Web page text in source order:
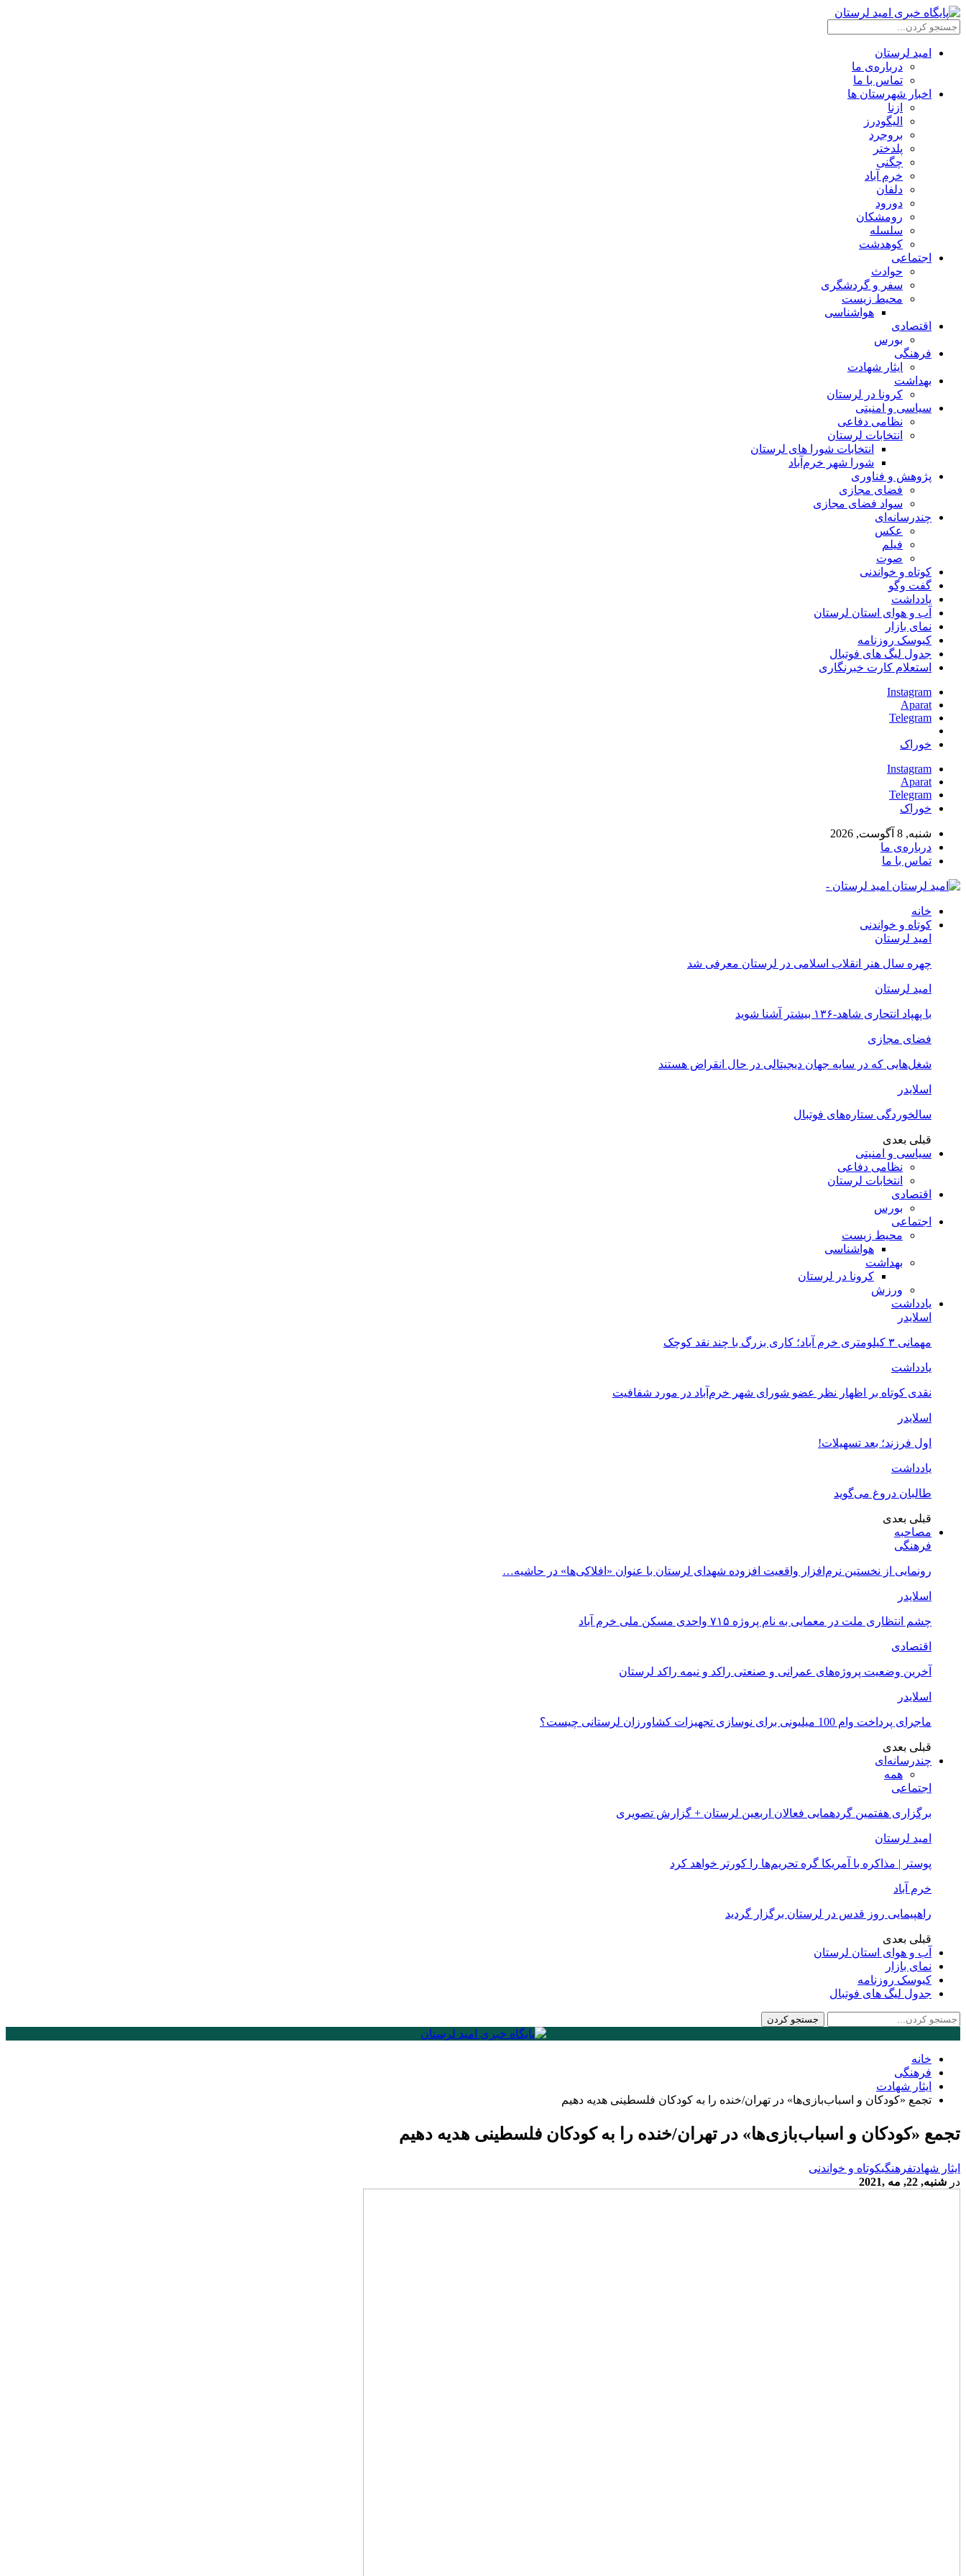
امید لرستان
درباره‌ی ما
تماس با ما
اخبار شهرستان ها
ازنا
الیگودرز
بروجرد
پلدختر
چگنی
خرم آباد
دلفان
دورود
رومشکان
سلسله
کوهدشت
اجتماعی
حوادث
سفر و گردشگری
محیط زیست
هواشناسی
اقتصادی
بورس
فرهنگی
ایثار شهادت
بهداشت
کرونا در لرستان
سیاسی و امنیتی
نظامی دفاعی
انتخابات لرستان
انتخابات شورا های لرستان
شورا شهر خرم‌آباد
پژوهش و فناوری
فضای مجازی
سواد فضای مجازی
چندرسانه‌ای
عكس
فیلم
صوت
کوتاه و خواندنی
گفت وگو
یادداشت
آب و هوای استان لرستان
نمای بازار
کیوسک روزنامه
جدول لیگ های فوتبال
استعلام کارت خبرنگاری
Instagram
Aparat
Telegram
خوراک
Instagram
Aparat
Telegram
خوراک
شنبه, 8 آگوست, 2026
درباره‌ی ما
تماس با ما
امید لرستان -
خانه
کوتاه و خواندنی
امید لرستان
چهره سال هنر انقلاب اسلامی در لرستان معرفی شد
امید لرستان
با پهپاد انتحاری شاهد-۱۳۶ بیشتر آشنا شوید
فضای مجازی
شغل‌‌هایی که در سایه جهان دیجیتالی در حال انقراض هستند
اسلایدر
سالخوردگی ستاره‌های فوتبال
قبلی بعدی
سیاسی و امنیتی
نظامی دفاعی
انتخابات لرستان
اقتصادی
بورس
اجتماعی
محیط زیست
هواشناسی
بهداشت
کرونا در لرستان
ورزش
یادداشت
اسلایدر
مهمانی ۳ کیلومتری خرم آباد؛ کاری بزرگ با چند نقد کوچک
یادداشت
نقدی کوتاه بر اظهار نظر عضو شورای شهر خرم‌آباد در مورد شفافیت
اسلایدر
اول فرزند؛ بعد تسهیلات!
یادداشت
طالبان دروغ می‌گوید
قبلی بعدی
مصاحبه
فرهنگی
رونمایی از نخستین نرم‌افزار واقعیت افزوده شهدای لرستان با عنوان «افلاکی‌ها» در حاشیه…
اسلایدر
چشم انتظاری ملت در معمایی به نام پروژه ۷۱۵ واحدی مسکن ملی خرم آباد
اقتصادی
آخرین وضعیت پروژه‌های عمرانی و صنعتی راکد و نیمه راکد لرستان
اسلایدر
ماجرای پرداخت وام 100 میلیونی برای نوسازی تجهیزات کشاورزان لرستانی چیست؟
قبلی بعدی
چندرسانه‌ای
همه
اجتماعی
برگزاری هفتمین گردهمایی فعالان اربعین لرستان + گزارش تصویری
امید لرستان
پوستر | مذاکره با آمریکا گره تحریم‌ها را کورتر خواهد کرد
خرم آباد
راهپیمایی روز قدس در لرستان برگزار گردید
قبلی بعدی
آب و هوای استان لرستان
نمای بازار
کیوسک روزنامه
جدول لیگ های فوتبال
خانه
فرهنگی
ایثار شهادت
تجمع «کودکان و اسباب‌بازی‌ها» در تهران/خنده را به کودکان فلسطینی هدیه دهیم
تجمع «کودکان و اسباب‌بازی‌ها» در تهران/خنده را به کودکان فلسطینی هدیه دهیم
ایثار شهادتفرهنگیکوتاه و خواندنی
در شنبه, 22, مه ,2021